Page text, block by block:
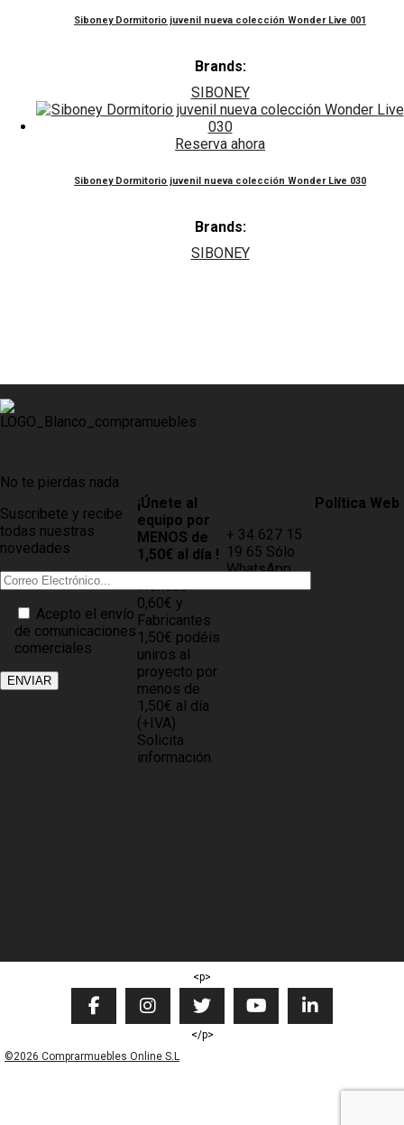
Siboney Dormitorio juvenil nueva colección Wonder Live 001
Brands:
SIBONEY
Reserva ahora
Siboney Dormitorio juvenil nueva colección Wonder Live 030
Brands:
SIBONEY
No te pierdas nada
Suscribete y recibe
todas nuestras
novedades
Acepto el envío
de comunicaciones
comerciales
¡Únete al
equipo por
MENOS de
1,50€ al día !
Tiendas
0,60€ y
Fabricantes
1,50€ podéis
uniros al
proyecto por
menos de
1,50€ al día
(+IVA)
Solicita
información.
+ 34 627 15
19 65 Sólo
WhatsApp
Política Web
<p>
</p>
©2026 Comprarmuebles Online S.L